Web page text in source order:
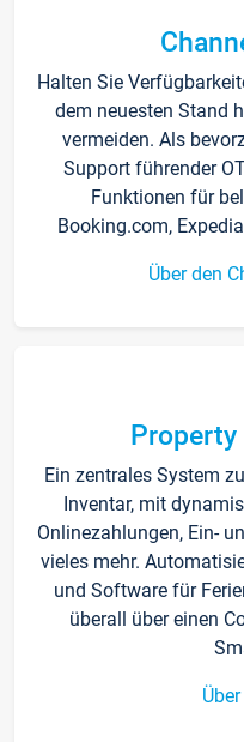
Halten Sie
dem neuesten Stand
vermeiden. Als
Support führender
Funktionen für
Booking.com,
Über den
Property
Ein zentrales System
Inventar, mit
Onlinezahlungen, Ein-
vieles mehr.
und Software für
überall über einen